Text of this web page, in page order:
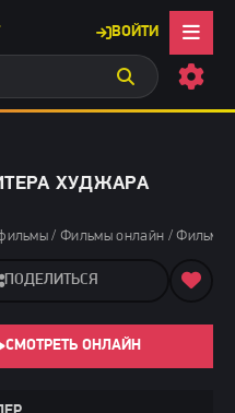
ВОЙТИ
ХУДЖАРА
/ Фильмы онлайн / Фильмы
ПОДЕЛИТЬСЯ
СМОТРЕТЬ ОНЛАЙН